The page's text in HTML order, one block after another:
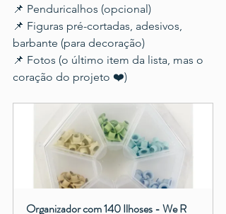
📌 Penduricalhos (opcional)
📌 Figuras pré-cortadas, adesivos,
barbante (para decoração)
📌 Fotos (o último item da lista, mas o
coração do projeto ❤️)
Organizador com 140 Ilhoses - We R